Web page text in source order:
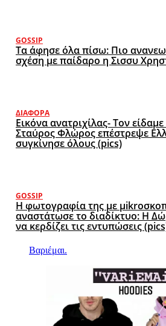
GOSSIP
Τα άφησε όλα πίσω: Πιο
σχέση με παίδαρο η Σισσυ
ΔΙΆΦΟΡΑ
Εικόνα ανατριχίλας- Τον
Σταύρος Φλώρος επέστρεψε
συγκίνησε όλους (pics)
GOSSIP
Η φωτογραφία της με
αναστάτωσε το διαδίκτυο: Η
να κερδίζει τις εντυπώσεις
Βαριέμαι.